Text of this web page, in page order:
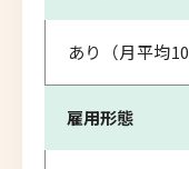
あり（月平均
雇用形態